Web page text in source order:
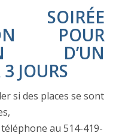
POUR
D’UN
JOURS
si des places se sont
au 514-419-